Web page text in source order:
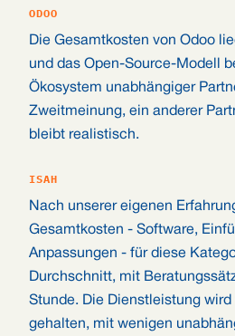
ODOO
Die Gesamtkosten von Odoo
und das Open-Source-Modell
Ökosystem unabhängiger
Zweitmeinung, ein anderer
bleibt realistisch.
ISAH
Nach unserer eigenen
Gesamtkosten - Software,
Anpassungen - für diese
Durchschnitt, mit
Stunde. Die Dienstleistung
gehalten, mit wenigen